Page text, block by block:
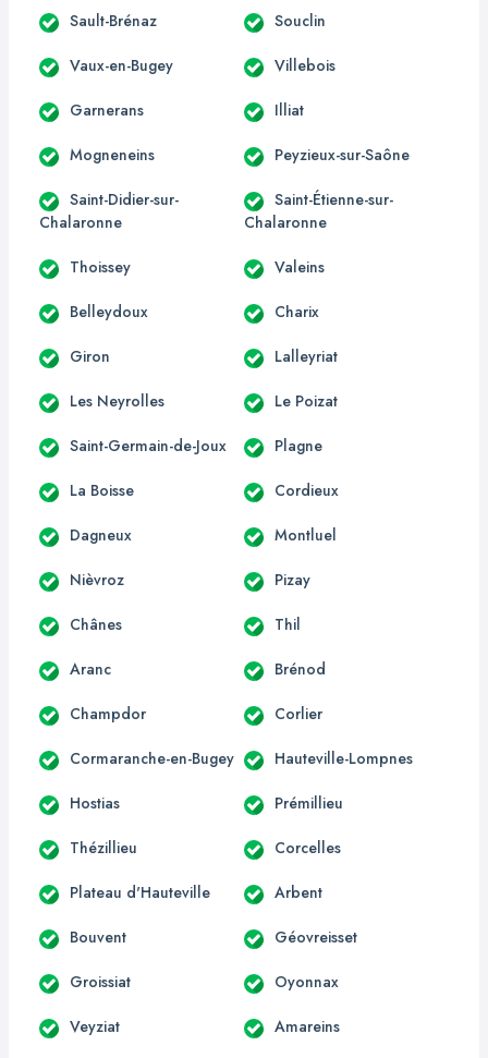
Sault-Brénaz Souclin
Vaux-en-Bugey Villebois
Garnerans Illiat
Mogneneins Peyzieux-sur-Saône
Saint-Didier-sur-
Chalaronne
Saint-Étienne-sur-
Chalaronne
Thoissey Valeins
Belleydoux Charix
Giron Lalleyriat
Les Neyrolles Le Poizat
Saint-Germain-de-Joux Plagne
La Boisse Cordieux
Dagneux Montluel
Nièvroz Pizay
Chânes Thil
Aranc Brénod
Champdor Corlier
Cormaranche-en-Bugey Hauteville-Lompnes
Hostias Prémillieu
Thézillieu Corcelles
Plateau d'Hauteville Arbent
Bouvent Géovreisset
Groissiat Oyonnax
Veyziat Amareins